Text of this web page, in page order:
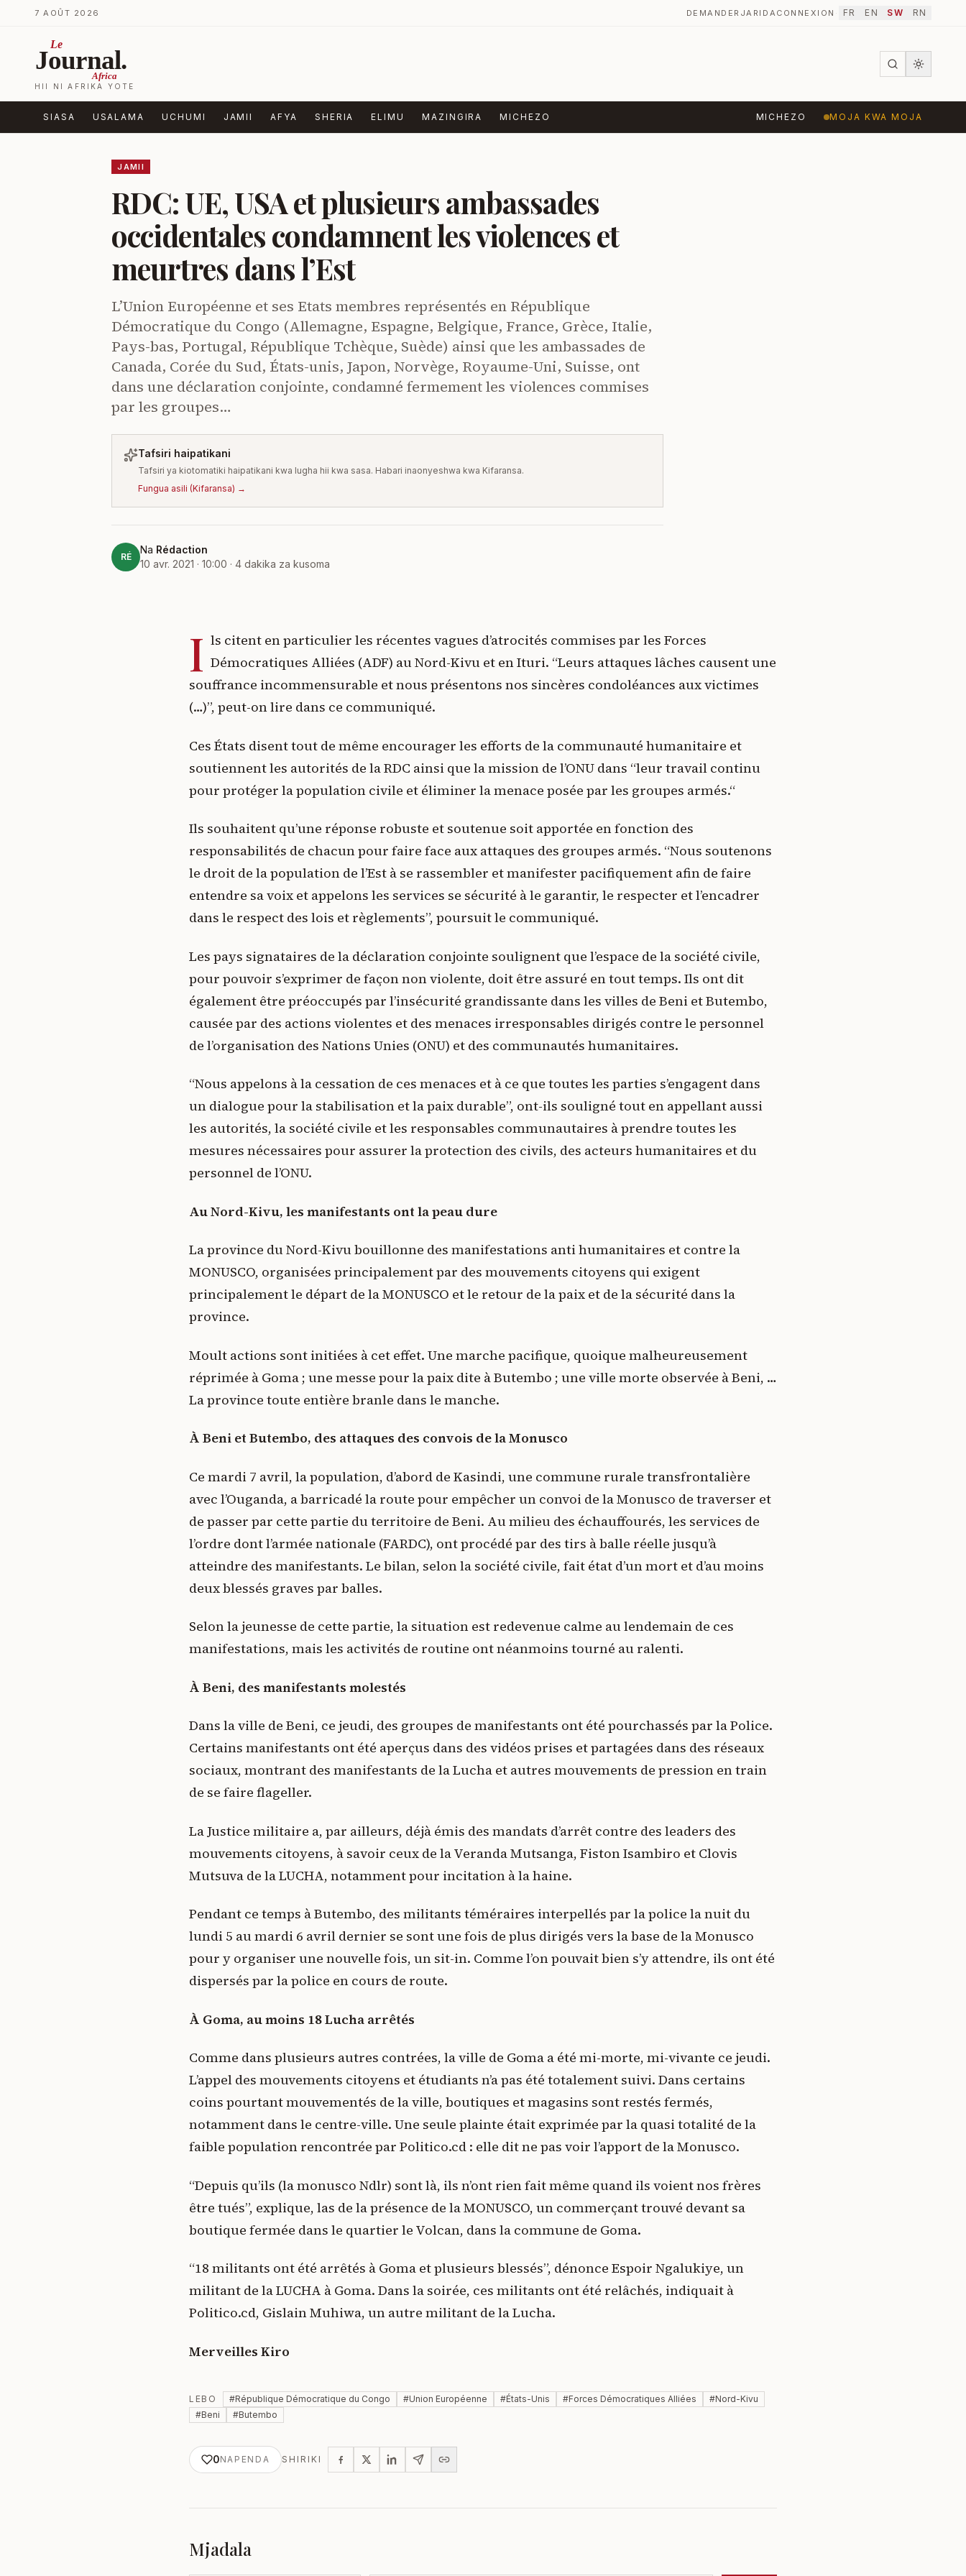
Ruka kwenye yaliyomo
7 AOÛT 2026 DEMANDER JARIDA CONNEXION · FR EN SW RN
Le
Journal.
Africa
HII NI AFRIKA YOTE
SIASA USALAMA UCHUMI JAMII AFYA SHERIA ELIMU MAZINGIRA MICHEZO MICHEZO MOJA KWA MOJA
JAMII
RDC: UE, USA et plusieurs ambassades
occidentales condamnent les violences et
meurtres dans l’Est
L’Union Européenne et ses Etats membres représentés en République
Démocratique du Congo (Allemagne, Espagne, Belgique, France, Grèce, Italie,
Pays-bas, Portugal, République Tchèque, Suède) ainsi que les ambassades de
Canada, Corée du Sud, États-unis, Japon, Norvège, Royaume-Uni, Suisse, ont
dans une déclaration conjointe, condamné fermement les violences commises
par les groupes…
Tafsiri haipatikani
Tafsiri ya kiotomatiki haipatikani kwa lugha hii kwa sasa. Habari inaonyeshwa kwa Kifaransa.
Fungua asili (Kifaransa) →
RÉ
Na Rédaction
10 avr. 2021 · 10:00 ·4 dakika za kusoma
I ls citent en particulier les récentes vagues d’atrocités commises par les Forces
Démocratiques Alliées (ADF) au Nord-Kivu et en Ituri. “Leurs attaques lâches causent une
souffrance incommensurable et nous présentons nos sincères condoléances aux victimes
(…)”, peut-on lire dans ce communiqué.
Ces États disent tout de même encourager les efforts de la communauté humanitaire et
soutiennent les autorités de la RDC ainsi que la mission de l’ONU dans “leur travail continu
pour protéger la population civile et éliminer la menace posée par les groupes armés.“
Ils souhaitent qu’une réponse robuste et soutenue soit apportée en fonction des
responsabilités de chacun pour faire face aux attaques des groupes armés. “Nous soutenons
le droit de la population de l’Est à se rassembler et manifester pacifiquement afin de faire
entendre sa voix et appelons les services se sécurité à le garantir, le respecter et l’encadrer
dans le respect des lois et règlements”, poursuit le communiqué.
Les pays signataires de la déclaration conjointe soulignent que l’espace de la société civile,
pour pouvoir s’exprimer de façon non violente, doit être assuré en tout temps. Ils ont dit
également être préoccupés par l’insécurité grandissante dans les villes de Beni et Butembo,
causée par des actions violentes et des menaces irresponsables dirigés contre le personnel
de l’organisation des Nations Unies (ONU) et des communautés humanitaires.
“Nous appelons à la cessation de ces menaces et à ce que toutes les parties s’engagent dans
un dialogue pour la stabilisation et la paix durable”, ont-ils souligné tout en appellant aussi
les autorités, la société civile et les responsables communautaires à prendre toutes les
mesures nécessaires pour assurer la protection des civils, des acteurs humanitaires et du
personnel de l’ONU.
Au Nord-Kivu, les manifestants ont la peau dure
La province du Nord-Kivu bouillonne des manifestations anti humanitaires et contre la
MONUSCO, organisées principalement par des mouvements citoyens qui exigent
principalement le départ de la MONUSCO et le retour de la paix et de la sécurité dans la
province.
Moult actions sont initiées à cet effet. Une marche pacifique, quoique malheureusement
réprimée à Goma ; une messe pour la paix dite à Butembo ; une ville morte observée à Beni, …
La province toute entière branle dans le manche.
À Beni et Butembo, des attaques des convois de la Monusco
Ce mardi 7 avril, la population, d’abord de Kasindi, une commune rurale transfrontalière
avec l’Ouganda, a barricadé la route pour empêcher un convoi de la Monusco de traverser et
de passer par cette partie du territoire de Beni. Au milieu des échauffourés, les services de
l’ordre dont l’armée nationale (FARDC), ont procédé par des tirs à balle réelle jusqu’à
atteindre des manifestants. Le bilan, selon la société civile, fait état d’un mort et d’au moins
deux blessés graves par balles.
Selon la jeunesse de cette partie, la situation est redevenue calme au lendemain de ces
manifestations, mais les activités de routine ont néanmoins tourné au ralenti.
À Beni, des manifestants molestés
Dans la ville de Beni, ce jeudi, des groupes de manifestants ont été pourchassés par la Police.
Certains manifestants ont été aperçus dans des vidéos prises et partagées dans des réseaux
sociaux, montrant des manifestants de la Lucha et autres mouvements de pression en train
de se faire flageller.
La Justice militaire a, par ailleurs, déjà émis des mandats d’arrêt contre des leaders des
mouvements citoyens, à savoir ceux de la Veranda Mutsanga, Fiston Isambiro et Clovis
Mutsuva de la LUCHA, notamment pour incitation à la haine.
Pendant ce temps à Butembo, des militants téméraires interpellés par la police la nuit du
lundi 5 au mardi 6 avril dernier se sont une fois de plus dirigés vers la base de la Monusco
pour y organiser une nouvelle fois, un sit-in. Comme l’on pouvait bien s’y attendre, ils ont été
dispersés par la police en cours de route.
À Goma, au moins 18 Lucha arrêtés
Comme dans plusieurs autres contrées, la ville de Goma a été mi-morte, mi-vivante ce jeudi.
L’appel des mouvements citoyens et étudiants n’a pas été totalement suivi. Dans certains
coins pourtant mouvementés de la ville, boutiques et magasins sont restés fermés,
notamment dans le centre-ville. Une seule plainte était exprimée par la quasi totalité de la
faible population rencontrée par Politico.cd : elle dit ne pas voir l’apport de la Monusco.
“Depuis qu’ils (la monusco Ndlr) sont là, ils n’ont rien fait même quand ils voient nos frères
être tués”, explique, las de la présence de la MONUSCO, un commerçant trouvé devant sa
boutique fermée dans le quartier le Volcan, dans la commune de Goma.
“18 militants ont été arrêtés à Goma et plusieurs blessés”, dénonce Espoir Ngalukiye, un
militant de la LUCHA à Goma. Dans la soirée, ces militants ont été relâchés, indiquait à
Politico.cd, Gislain Muhiwa, un autre militant de la Lucha.
Merveilles Kiro
LEBO #République Démocratique du Congo #Union Européenne #États-Unis #Forces Démocratiques Alliées #Nord-Kivu
#Beni #Butembo
0NAPENDA SHIRIKI
Mjadala